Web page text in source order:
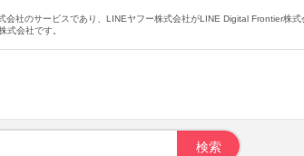
社のサービスであり、LINEヤフー株式会社がLINE Digital Frontier株式
式会社です。